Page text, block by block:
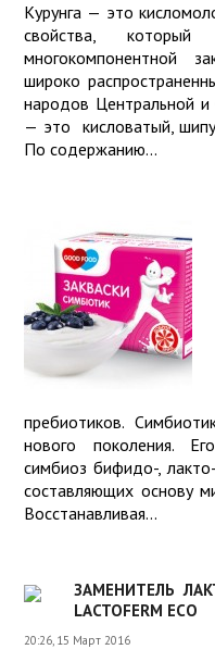
Курунга — это
свойства, который
многокомпонентной
широко
народов Центральной и
— это кисловатый,
По содержанию...
пребиотиков.
нового поколения.
симбиоз бифидо-,
составляющих основу
Восстанавливая...
ЗАМЕНИТЕЛЬ
LACTOFERM ECO
20:26, 15 Март 2016